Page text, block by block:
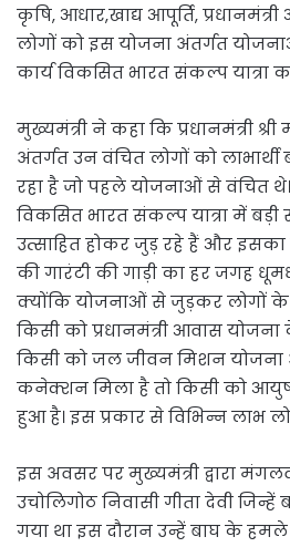
कृषि, आधार,खाद्य आपूर्ति,
लोगों को इस योजना अंतर्गत
कार्य विकसित भारत संकल्प यात्रा
मुख्यमंत्री ने कहा कि प्रधानमंत्री
अंतर्गत उन वंचित लोगों को
रहा है जो पहले योजनाओं से वंचित
विकसित भारत संकल्प यात्रा में बड़ी
उत्साहित होकर जुड़ रहे हैं और इसका
की गारंटी की गाड़ी का हर जगह
क्योंकि योजनाओं से जुड़कर लोगों के
किसी को प्रधानमंत्री आवास
किसी को जल जीवन मिशन योजना
कनेक्शन मिला है तो किसी को
हुआ है। इस प्रकार से विभिन्न लाभ
इस अवसर पर मुख्यमंत्री द्वारा
उचोलिगोठ निवासी गीता देवी जिन्हें
गया था इस दौरान उन्हें बाघ के